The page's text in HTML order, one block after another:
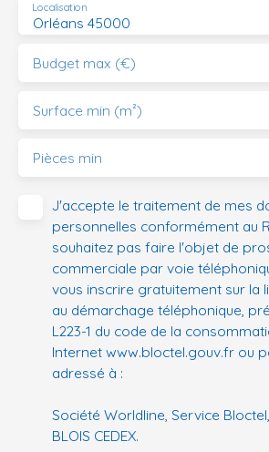
Orléans 45000
Localisation
Budget max (€)
Surface min (m²)
Pièces min
J'accepte le traitement de mes
personnelles conformément au
souhaitez pas faire l'objet de
commerciale par voie
vous inscrire gratuitement sur la
au démarchage téléphonique,
L223-1 du code de la
Internet www.bloctel.gouv.fr ou
adressé à :
Société Worldline, Service Bloctel,
BLOIS CEDEX.